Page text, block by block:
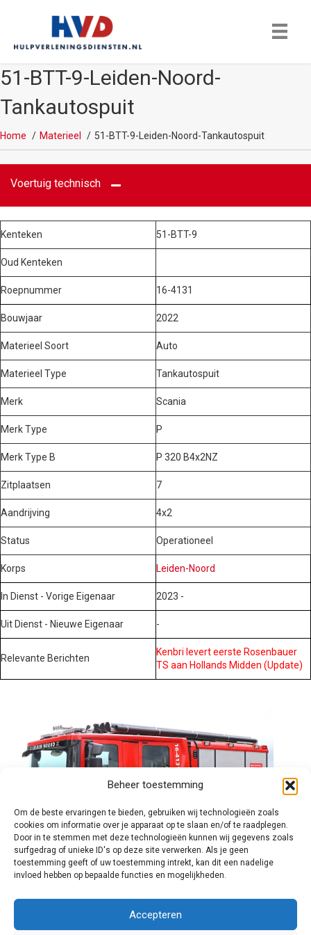
Beheer toestemming
Om de beste ervaringen te bieden, gebruiken wij technologieën zoals
cookies om informatie over je apparaat op te slaan en/of te raadplegen.
Door in te stemmen met deze technologieën kunnen wij gegevens zoals
surfgedrag of unieke ID's op deze site verwerken. Als je geen
toestemming geeft of uw toestemming intrekt, kan dit een nadelige
invloed hebben op bepaalde functies en mogelijkheden.
Accepteren
51-BTT-9-Leiden-Noord-
Tankautospuit
Home Materieel 51-BTT-9-Leiden-Noord-Tankautospuit
Voertuig technisch
Kenteken 51-BTT-9
Oud Kenteken
Roepnummer 16-4131
Bouwjaar 2022
Materieel Soort Auto
Materieel Type Tankautospuit
Merk Scania
Merk Type P
Merk Type B P 320 B4x2NZ
Zitplaatsen 7
Aandrijving 4x2
Status Operationeel
Korps Leiden-Noord
In Dienst - Vorige Eigenaar 2023 -
Uit Dienst - Nieuwe Eigenaar -
Relevante Berichten
Kenbri levert eerste Rosenbauer
TS aan Hollands Midden (Update)